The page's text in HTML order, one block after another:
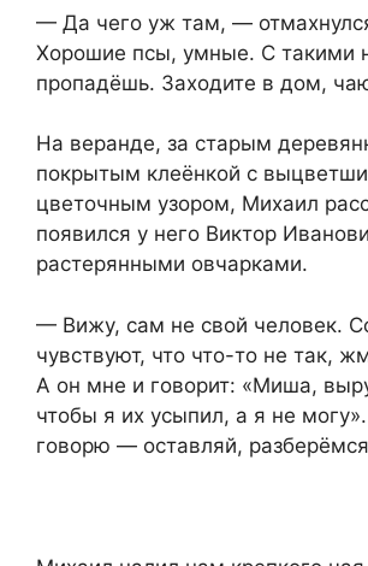
— Да чего уж там, —
Хорошие псы, умные. С такими
пропадёшь. Заходите в дом,
На веранде, за старым
покрытым клеёнкой с
цветочным узором, Михаил
появился у него Виктор
растерянными овчарками.
— Вижу, сам не свой человек.
чувствуют, что что-то не так,
А он мне и говорит: «Миша,
чтобы я их усыпил, а я не
говорю — оставляй,